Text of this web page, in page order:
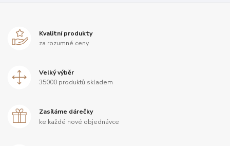
Kvalitní produkty
za rozumné ceny
Velký výběr
35000 produktů skladem
Zasíláme dárečky
ke každé nové objednávce